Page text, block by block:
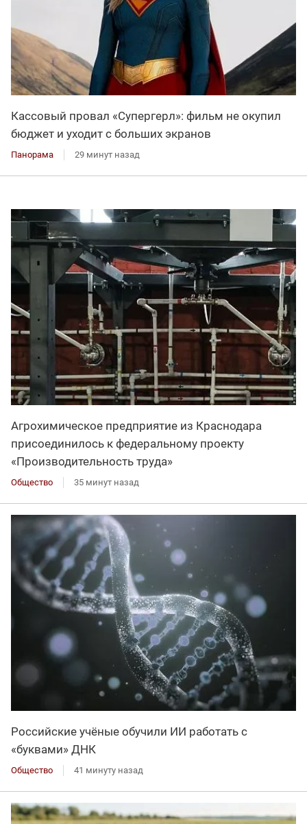
Кассовый провал «Супергерл»: фильм не окупил
бюджет и уходит с больших экранов
Панорама 29 минут назад
Агрохимическое предприятие из Краснодара
присоединилось к федеральному проекту
«Производительность труда»
Общество 35 минут назад
Российские учёные обучили ИИ работать с
«буквами» ДНК
Общество 41 минуту назад